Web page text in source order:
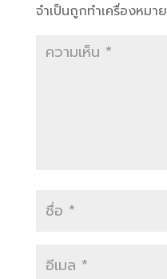
จำเป็นถูกทำเครื่องหมาย